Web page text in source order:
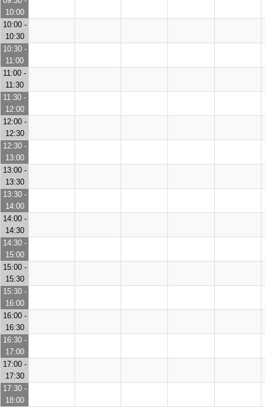
10:00
10:00 -
10:30
10:30 -
11:00
11:00 -
11:30
11:30 -
12:00
12:00 -
12:30
12:30 -
13:00
13:00 -
13:30
13:30 -
14:00
14:00 -
14:30
14:30 -
15:00
15:00 -
15:30
15:30 -
16:00
16:00 -
16:30
16:30 -
17:00
17:00 -
17:30
17:30 -
18:00